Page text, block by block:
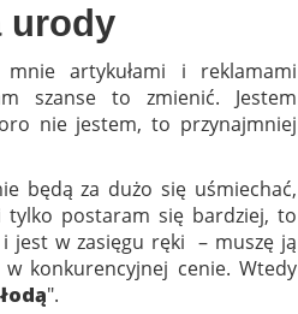
urody
artykułami i reklamami
szanse to zmienić. Jestem
nie jestem, to przynajmniej
będą za dużo się uśmiechać,
postaram się bardziej, to
i jest w zasięgu ręki – muszę ją
konkurencyjnej cenie. Wtedy
".